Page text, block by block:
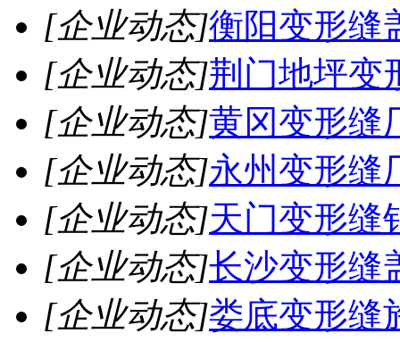
[企业动态]衡阳变形缝
[企业动态]荆门地坪变
[企业动态]黄冈变形缝
[企业动态]永州变形缝
[企业动态]天门变形缝
[企业动态]长沙变形缝
[企业动态]娄底变形缝